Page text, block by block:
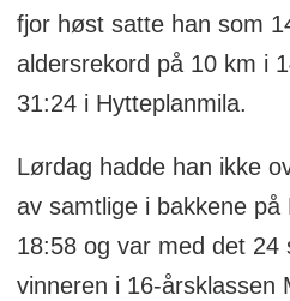
fjor høst satte han som
aldersrekord på 10 km i
31:24 i Hytteplanmila.
Lørdag hadde han ikke
av samtlige i bakkene på
18:58 og var med det 24
vinneren i 16-årsklassen